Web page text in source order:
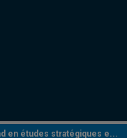
en études stratégiques e...